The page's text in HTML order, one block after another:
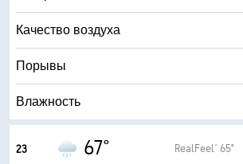
Видимость
Высота облаков
Качество воздуха
Порывы
Влажность
23 67° RealFeel® 65°